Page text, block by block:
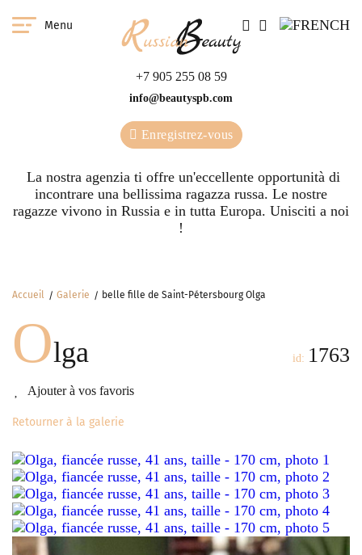
Menu
+7 905 255 08 59
info@beautyspb.com
Enregistrez-vous
La nostra agenzia ti offre un'eccellente opportunità di
incontrare una bellissima ragazza russa. Le nostre
ragazze vivono in Russia e in tutta Europa. Unisciti a noi
!
Accueil Galerie belle fille de Saint-Pétersbourg Olga
Olga
Ajouter à vos favoris
id: 1763
Retourner à la galerie